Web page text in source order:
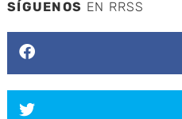
SÍGUENOS EN RRSS